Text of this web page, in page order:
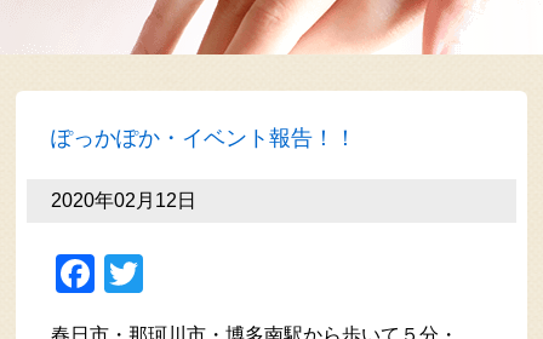
ぽっかぽか・イベント報告！！
2020年02月12日
Facebook
春日市・那珂川市・博多南駅から歩いて５分・